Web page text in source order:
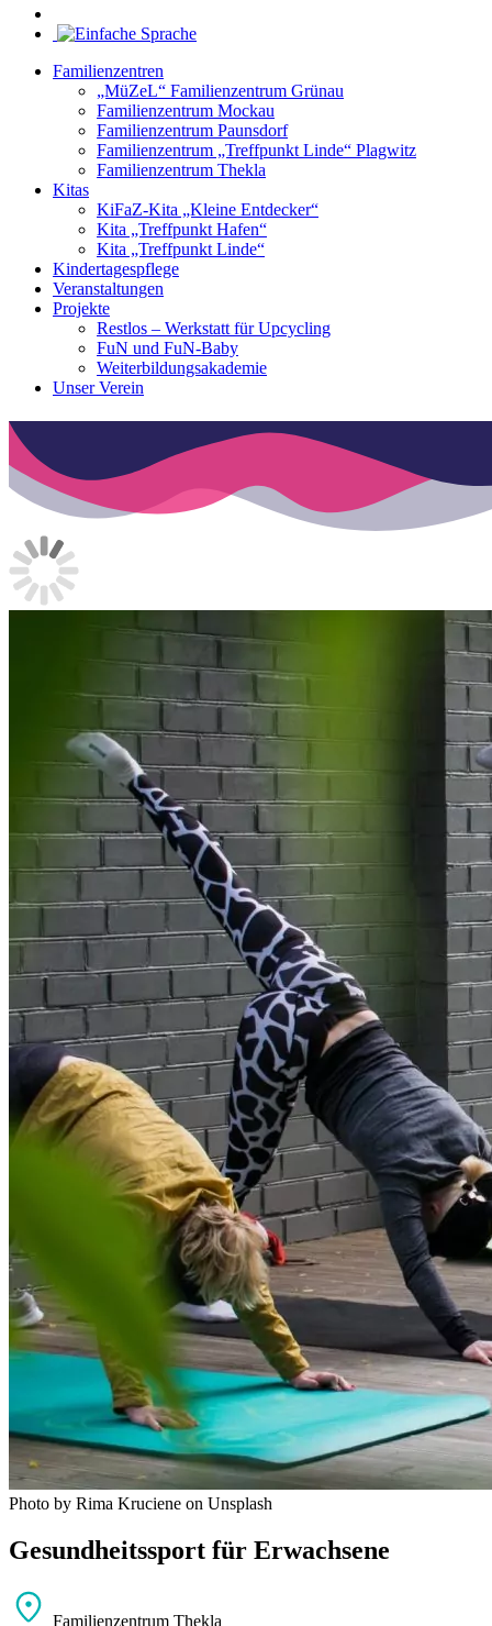
Familienzentren
„MüZeL“ Familienzentrum Grünau
Familienzentrum Mockau
Familienzentrum Paunsdorf
Familienzentrum „Treffpunkt Linde“ Plagwitz
Familienzentrum Thekla
Kitas
KiFaZ-Kita „Kleine Entdecker“
Kita „Treffpunkt Hafen“
Kita „Treffpunkt Linde“
Kindertagespflege
Veranstaltungen
Projekte
Restlos – Werkstatt für Upcycling
FuN und FuN-Baby
Weiterbildungsakademie
Unser Verein
Photo by Rima Kruciene on Unsplash
Gesundheitssport für Erwachsene
Familienzentrum Thekla